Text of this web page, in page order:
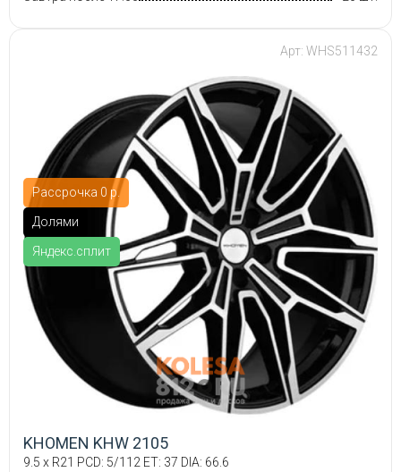
Рассрочка 0 р.
Долями
Яндекс.сплит
Арт: WHS511432
KHOMEN KHW 2105
9.5 x R21 PCD: 5/112 ET: 37 DIA: 66.6